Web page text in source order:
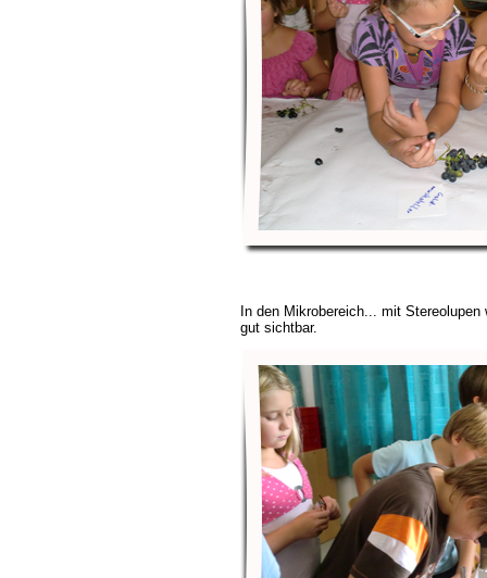
In den Mikrobereich... mit Stereolupen
gut sichtbar.